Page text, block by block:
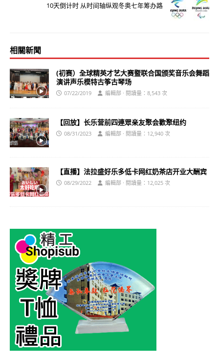
10天倒计时 从时间轴纵观冬奥七年筹办路
相關新聞
(初赛）全球精英才艺大赛暨联合国颁奖音乐会舞蹈
演讲声乐模特古筝古琴场
07/22/2019 編輯部 · 閱讀量：8,543 次
【回放】长乐营前四連眾亲友聚会歡聚纽约
08/31/2023 編輯部 · 閱讀量：12,940 次
【直播】法拉盛好乐多低卡网红奶茶店开业大酬宾
08/29/2022 編輯部 · 閱讀量：12,025 次